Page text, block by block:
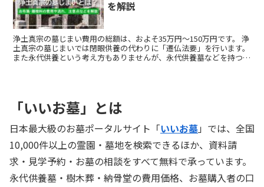
を解説
浄土真宗の墓じまい費用の総額は、およそ35万円～150万円です。 浄
土真宗の墓じまいでは閉眼供養の代わりに「遷仏法要」を行います。
また永代供養という考え方もありませんが、永代供養墓などを持つ浄
「いいお墓」とは
日本最大級のお墓ポータルサイト「いいお墓」では、全国
10,000件以上の霊園・墓地を検索できるほか、資料請
求・見学予約・お墓の相談をすべて無料で承っています。
永代供養墓・樹木葬・納骨堂の費用価格、お墓購入者の口